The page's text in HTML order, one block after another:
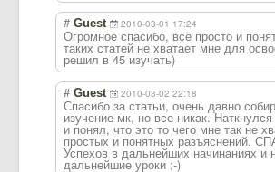
# Guest 2010-03-01 17:24
Огромное спасибо, всё просто и
таких статей не хватает мне для
решил в 45 изучать)
# Guest 2010-03-02 22:18
Спасибо за статьи, очень давно
изучение мк, но все никак.
и понял, что это то чего мне так не
простых и понятных разъяснений.
Успехов в дальнейших начинаниях и
дальнейшие уроки ;-)